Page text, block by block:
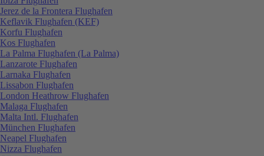
Jerez de la Frontera Flughafen
Keflavik Flughafen (KEF)
Korfu Flughafen
Kos Flughafen
La Palma Flughafen (La Palma)
Lanzarote Flughafen
Larnaka Flughafen
Lissabon Flughafen
London Heathrow Flughafen
Malaga Flughafen
Malta Intl. Flughafen
München Flughafen
Neapel Flughafen
Nizza Flughafen